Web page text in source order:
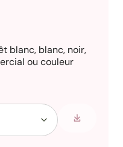
blanc, blanc, noir,
ou couleur